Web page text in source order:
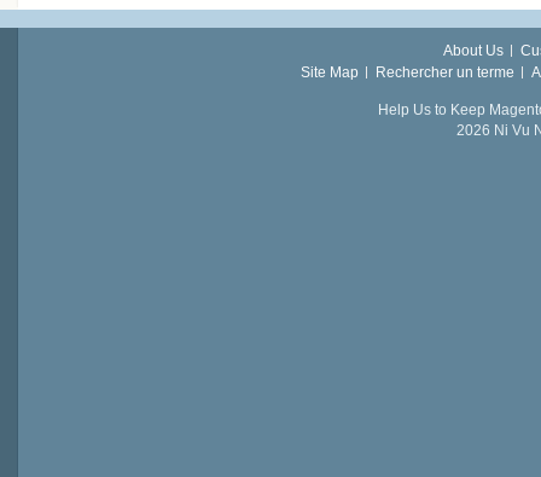
About Us
Site Map
Rechercher un terme
Help Us to Keep
2026 Ni Vu